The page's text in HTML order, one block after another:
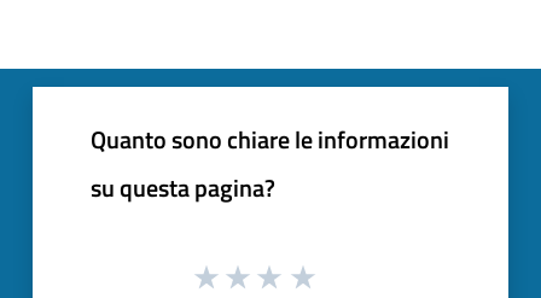
Quanto sono chiare le informazioni
su questa pagina?